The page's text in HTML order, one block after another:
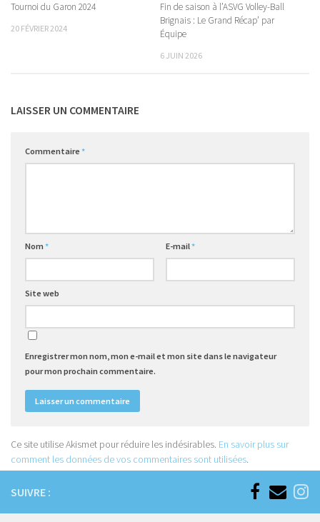
Tournoi du Garon 2024
20 FÉVRIER 2024
Fin de saison à l’ASVG Volley-Ball
Brignais : Le Grand Récap’ par
Équipe
6 JUIN 2026
LAISSER UN COMMENTAIRE
Commentaire *
Nom * E-mail*
Site web
Enregistrer mon nom, mon e-mail et mon site dans le navigateur
pour mon prochain commentaire.
Ce site utilise Akismet pour réduire les indésirables. En savoir plus sur
comment les données de vos commentaires sont utilisées.
SUIVRE :